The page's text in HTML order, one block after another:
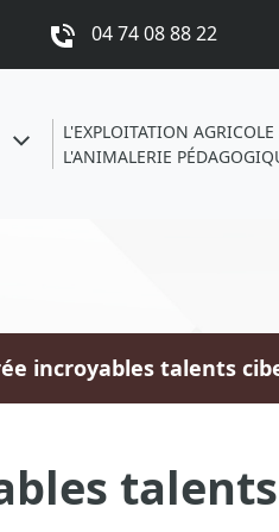
04 74 08 88 22
L'EXPLOITATION
L'ANIMALERIE
incroyables talents